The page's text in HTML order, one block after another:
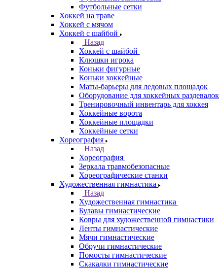
Футбольные сетки
Хоккей на траве
Хоккей с мячом
Хоккей с шайбой
Назад
Хоккей с шайбой
Клюшки игрока
Коньки фигурные
Коньки хоккейные
Маты-барьеры для ледовых площадок
Оборудование для хоккейных раздевалок
Тренировочный инвентарь для хоккея
Хоккейные ворота
Хоккейные площадки
Хоккейные сетки
Хореография
Назад
Хореография
Зеркала травмобезопасные
Хореографические станки
Художественная гимнастика
Назад
Художественная гимнастика
Булавы гимнастические
Ковры для художественной гимнастики
Ленты гимнастические
Мячи гимнастические
Обручи гимнастические
Помосты гимнастические
Скакалки гимнастические